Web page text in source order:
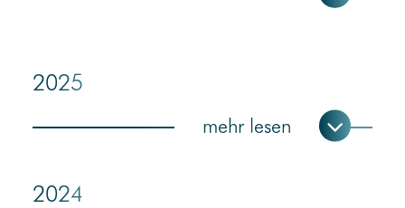
2025
2024